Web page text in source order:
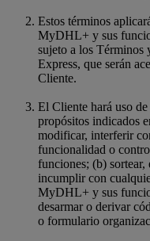
Estos términos
MyDHL+ y sus
sujeto a los Términos
Express, que serán
Cliente.
El Cliente hará uso
propósitos indicados
modificar, interferir
funcionalidad o
funciones; (b) sortear,
incumplir con
MyDHL+ y sus
desarmar o derivar
o formulario